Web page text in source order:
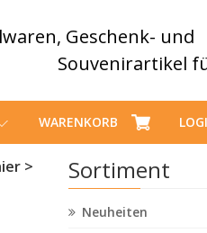
Geschenk- und
Souvenirartikel
WARENKORB
Sortiment
Neuheiten
>